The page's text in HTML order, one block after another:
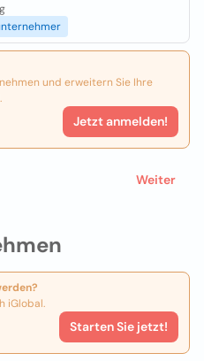
iGlobal.
Starten Sie jetzt!
und erweitern Sie Ihre
Jetzt anmelden!
Weiter